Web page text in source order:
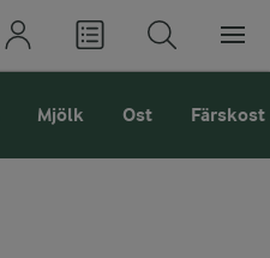
Mjölk Ost Färskost